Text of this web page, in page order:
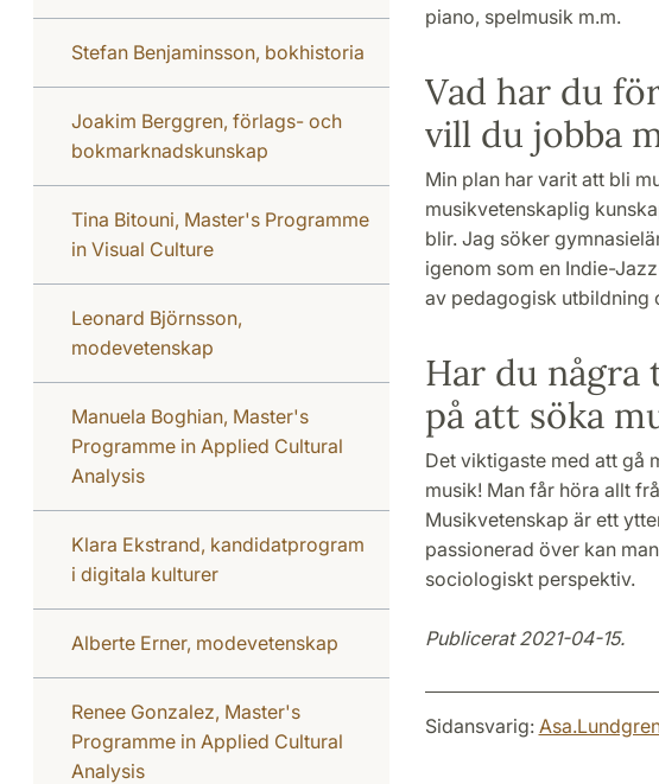
Stefan Benjaminsson, bokhistoria
Joakim Berggren, förlags- och
bokmarknadskunskap
Tina Bitouni, Master's Programme
in Visual Culture
Leonard Björnsson,
modevetenskap
Manuela Boghian, Master's
Programme in Applied Cultural
Analysis
Klara Ekstrand, kandidatprogram
i digitala kulturer
Alberte Erner, modevetenskap
Renee Gonzalez, Master's
Programme in Applied Cultural
Analysis
piano, spelmusik m.m.
Vad har du
vill du jobba
Min plan har varit att bli
musikvetenskaplig
blir. Jag söker
igenom som en Indie-
av pedagogisk utbildning
Har du
på att söka
Det viktigaste med att gå
musik! Man får höra allt
Musikvetenskap är ett
passionerad över kan
sociologiskt perspektiv.
Publicerat 2021-04-15.
Sidansvarig: